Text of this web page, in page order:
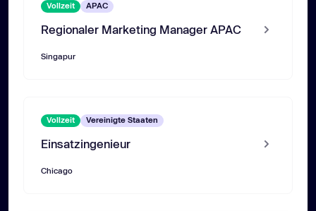
Vollzeit APAC
Regionaler Marketing Manager APAC
Singapur
Vollzeit Vereinigte Staaten
Einsatzingenieur
Chicago